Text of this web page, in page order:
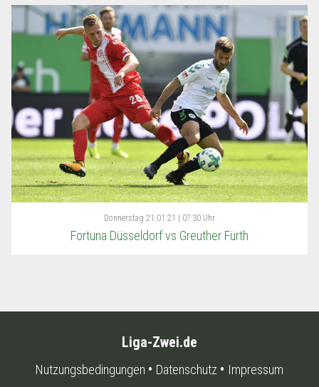
Donnerstag 21.01.21 | 07:30 Uhr
Fortuna Düsseldorf vs Greuther Fürth
Liga-Zwei.de
Nutzungsbedingungen Datenschutz Impressum